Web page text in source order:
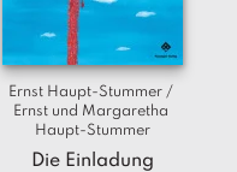
Ernst Haupt-Stummer /
Ernst und Margaretha
Haupt-Stummer
Die Einladung